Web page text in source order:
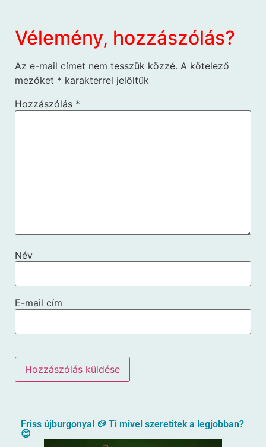
Vélemény, hozzászólás?
Az e-mail címet nem tesszük közzé. A kötelező
mezőket * karakterrel jelöltük
Hozzászólás *
Név
E-mail cím
Friss újburgonya! 🥔 Ti mivel szeretitek a legjobban?
😊